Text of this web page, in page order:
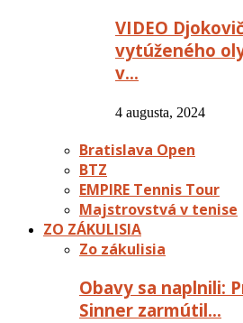
VIDEO
vytúženého
v…
4 augusta, 2024
Bratislava Open
BTZ
EMPIRE Tennis Tour
Majstrovstvá v tenise
ZO ZÁKULISIA
Zo zákulisia
Obavy sa naplnili:
Sinner zarmútil…